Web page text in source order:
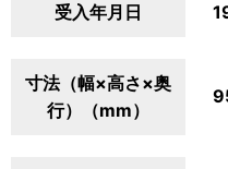
受入年月日
寸法（幅×高さ×奥
行）（mm）